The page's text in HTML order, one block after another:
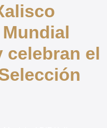
celebran el